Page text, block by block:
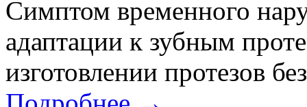
Симптом временного
адаптации к зубным
изготовлении протезов